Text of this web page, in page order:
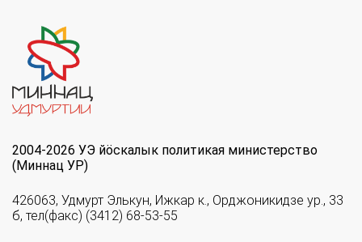
2004-2026 УЭ йöскалык политикая министерство
(Миннац УР)
426063, Удмурт Элькун, Ижкар к., Орджоникидзе ур., 33
б, тел(факс) (3412) 68-53-55